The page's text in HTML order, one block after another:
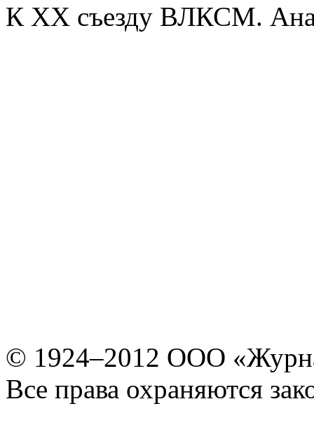
К XX съезду ВЛКСМ.
© 1924–2012 ООО
Все права охраняются